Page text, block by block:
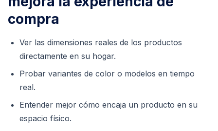
compra
Ver las dimensiones reales de los productos
directamente en su hogar.
Probar variantes de color o modelos en tiempo
real.
Entender mejor cómo encaja un producto en su
espacio físico.